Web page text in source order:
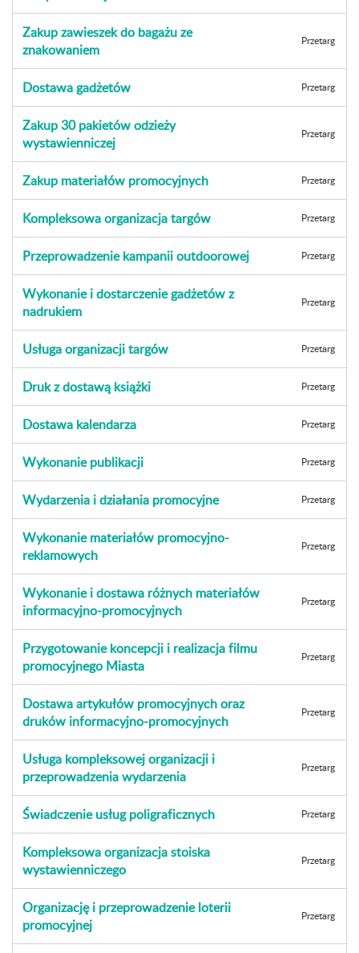
Zakup zawieszek do bagażu ze
znakowaniem
Przetarg
Dostawa gadżetów Przetarg
Zakup 30 pakietów odzieży
wystawienniczej
Przetarg
Zakup materiałów promocyjnych Przetarg
Kompleksowa organizacja targów Przetarg
Przeprowadzenie kampanii outdoorowej Przetarg
Wykonanie i dostarczenie gadżetów z
nadrukiem
Przetarg
Usługa organizacji targów Przetarg
Druk z dostawą książki Przetarg
Dostawa kalendarza Przetarg
Wykonanie publikacji Przetarg
Wydarzenia i działania promocyjne Przetarg
Wykonanie materiałów promocyjno-
reklamowych
Przetarg
Wykonanie i dostawa różnych materiałów
informacyjno-promocyjnych
Przetarg
Przygotowanie koncepcji i realizacja filmu
promocyjnego Miasta
Przetarg
Dostawa artykułów promocyjnych oraz
druków informacyjno-promocyjnych
Przetarg
Usługa kompleksowej organizacji i
przeprowadzenia wydarzenia
Przetarg
Świadczenie usług poligraficznych Przetarg
Kompleksowa organizacja stoiska
wystawienniczego
Przetarg
Organizację i przeprowadzenie loterii
promocyjnej
Przetarg